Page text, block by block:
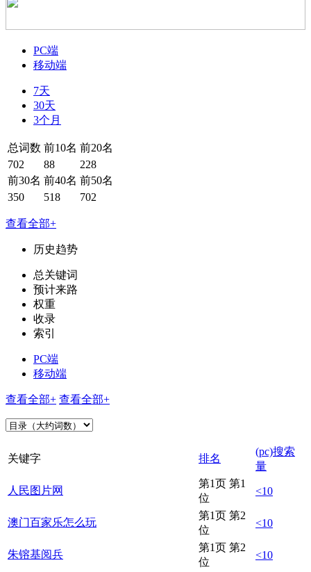
PC端
移动端
7天
30天
3个月
总词数 前10名 前20名
702
88
228
前30名 前40名 前50名
350
518 702
查看全部+
历史趋势
总关键词
预计来路
权重
收录
索引
PC端
移动端
查看全部+ 查看全部+
关键字 排名
(pc)搜索
量
人民图片网
第1页 第1
位
<10
澳门百家乐怎么玩
第1页 第2
位
<10
朱镕基阅兵
第1页 第2
位
<10